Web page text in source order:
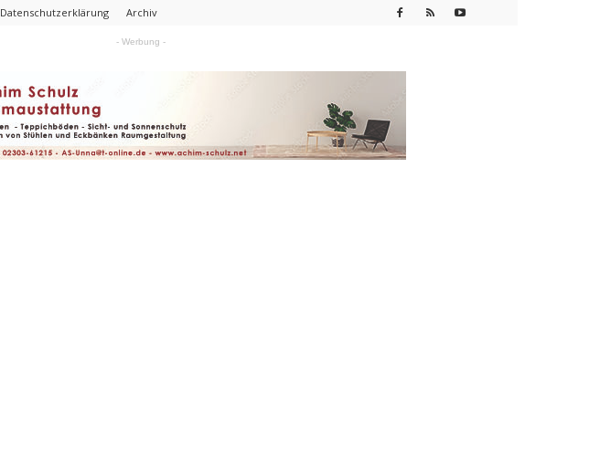
Datenschutzerklärung Archiv
- Werbung -